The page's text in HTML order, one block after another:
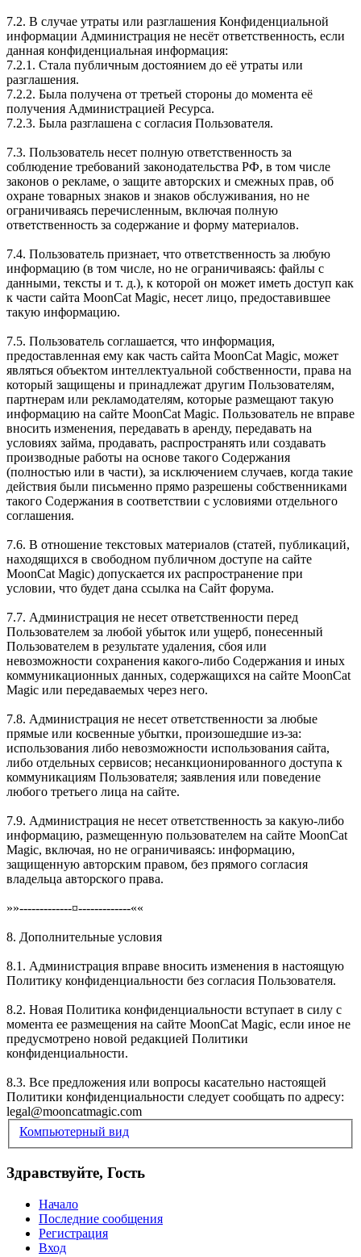
7.2. В случае утраты или разглашения Конфиденциальной
информации Администрация не несёт ответственность, если
данная конфиденциальная информация:
7.2.1. Стала публичным достоянием до её утраты или
разглашения.
7.2.2. Была получена от третьей стороны до момента её
получения Администрацией Ресурса.
7.2.3. Была разглашена с согласия Пользователя.
7.3. Пользователь несет полную ответственность за
соблюдение требований законодательства РФ, в том числе
законов о рекламе, о защите авторских и смежных прав, об
охране товарных знаков и знаков обслуживания, но не
ограничиваясь перечисленным, включая полную
ответственность за содержание и форму материалов.
7.4. Пользователь признает, что ответственность за любую
информацию (в том числе, но не ограничиваясь: файлы с
данными, тексты и т. д.), к которой он может иметь доступ как
к части сайта MoonCat Magic, несет лицо, предоставившее
такую информацию.
7.5. Пользователь соглашается, что информация,
предоставленная ему как часть сайта MoonCat Magic, может
являться объектом интеллектуальной собственности, права на
который защищены и принадлежат другим Пользователям,
партнерам или рекламодателям, которые размещают такую
информацию на сайте MoonCat Magic. Пользователь не вправе
вносить изменения, передавать в аренду, передавать на
условиях займа, продавать, распространять или создавать
производные работы на основе такого Содержания
(полностью или в части), за исключением случаев, когда такие
действия были письменно прямо разрешены собственниками
такого Содержания в соответствии с условиями отдельного
соглашения.
7.6. В отношение текстовых материалов (статей, публикаций,
находящихся в свободном публичном доступе на сайте
MoonCat Magic) допускается их распространение при
условии, что будет дана ссылка на Сайт форума.
7.7. Администрация не несет ответственности перед
Пользователем за любой убыток или ущерб, понесенный
Пользователем в результате удаления, сбоя или
невозможности сохранения какого-либо Содержания и иных
коммуникационных данных, содержащихся на сайте MoonCat
Magic или передаваемых через него.
7.8. Администрация не несет ответственности за любые
прямые или косвенные убытки, произошедшие из-за:
использования либо невозможности использования сайта,
либо отдельных сервисов; несанкционированного доступа к
коммуникациям Пользователя; заявления или поведение
любого третьего лица на сайте.
7.9. Администрация не несет ответственность за какую-либо
информацию, размещенную пользователем на сайте MoonCat
Magic, включая, но не ограничиваясь: информацию,
защищенную авторским правом, без прямого согласия
владельца авторского права.
»»-------------¤-------------««
8. Дополнительные условия
8.1. Администрация вправе вносить изменения в настоящую
Политику конфиденциальности без согласия Пользователя.
8.2. Новая Политика конфиденциальности вступает в силу с
момента ее размещения на сайте MoonCat Magic, если иное не
предусмотрено новой редакцией Политики
конфиденциальности.
8.3. Все предложения или вопросы касательно настоящей
Политики конфиденциальности следует сообщать по адресу:
legal@mooncatmagic.com
Компьютерный вид
Здравствуйте, Гость
Начало
Последние сообщения
Регистрация
Вход